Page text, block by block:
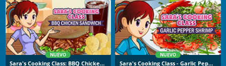
NUEVO
Sara's Cooking Class: BBQ Chicken Sandwich
NUEVO
Sara's Cooking Class - Garlic Pepper Shrimp